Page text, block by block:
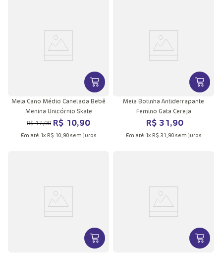
VER MAIS INFORMAÇÕES DO
Meia Cano Médio Canelada Bebê
Menina Unicórnio Skate
R$17,90 R$ 10,90
Em até 1x R$ 10,90sem juros
VER
Meia Botinha Antiderrapante
Femino Gata Cereja
R$ 31,90
Em até 1x R$ 31,90sem juros
VER MAIS INFORMAÇÕES DOVER